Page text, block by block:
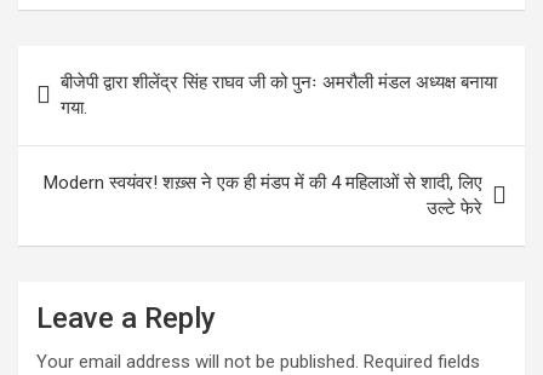
ce
b
o
o
k
tt
er
at
s
A
p
p
ke
n
se
n
g
er
e
gr
a
m
ar
e
Post
navigation
बीजेपी द्वारा शीलेंद्र सिंह राघव जी को पुनः अमरौली मंडल अध्यक्ष बनाया
गया.
Modern स्वयंवर! शख़्स ने एक ही मंडप में की 4 महिलाओं से शादी, लिए
उल्टे फेरे
Leave a Reply
Your email address will not be published. Required fields